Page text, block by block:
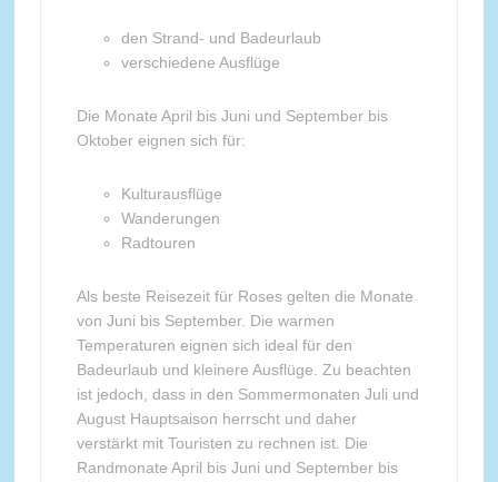
den Strand- und Badeurlaub
verschiedene Ausflüge
Die Monate April bis Juni und September bis
Oktober eignen sich für:
Kulturausflüge
Wanderungen
Radtouren
Als beste Reisezeit für Roses gelten die Monate
von Juni bis September. Die warmen
Temperaturen eignen sich ideal für den
Badeurlaub und kleinere Ausflüge. Zu beachten
ist jedoch, dass in den Sommermonaten Juli und
August Hauptsaison herrscht und daher
verstärkt mit Touristen zu rechnen ist. Die
Randmonate April bis Juni und September bis